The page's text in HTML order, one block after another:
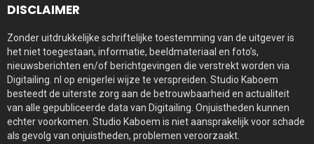
DISCLAIMER
Zonder uitdrukkelijke schriftelijke toestemming van de uitgever is
het niet toegestaan, informatie, beeldmateriaal en foto’s,
nieuwsberichten en/of berichtgevingen die verstrekt worden via
Digitailing. nl op enigerlei wijze te verspreiden. Studio Kaboem
besteedt de uiterste zorg aan de betrouwbaarheid en actualiteit
van alle gepubliceerde data van Digitailing. Onjuistheden kunnen
echter voorkomen. Studio Kaboem is niet aansprakelijk voor schade
als gevolg van onjuistheden, problemen veroorzaakt.